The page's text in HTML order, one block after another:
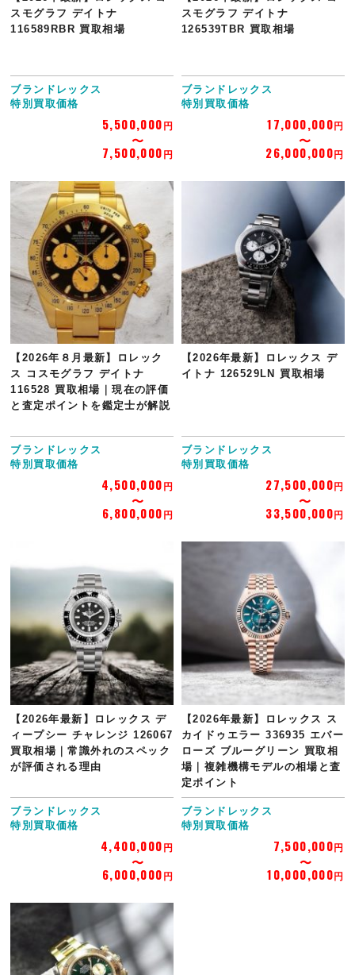
スモグラフ デイトナ
116589RBR 買取相場
ブランドレックス
特別買取価格
5,500,000円
7,500,000円
スモグラフ デイトナ
126539TBR 買取相場
ブランドレックス
特別買取価格
17,000,000円
26,000,000円
【2026年８月最新】ロレック
ス コスモグラフ デイトナ
116528 買取相場｜現在の評価
と査定ポイントを鑑定士が解説
ブランドレックス
特別買取価格
4,500,000円
6,800,000円
【2026年最新】ロレックス デ
イトナ 126529LN 買取相場
ブランドレックス
特別買取価格
27,500,000円
33,500,000円
【2026年最新】ロレックス デ
ィープシー チャレンジ 126067
買取相場｜常識外れのスペック
が評価される理由
ブランドレックス
特別買取価格
4,400,000円
6,000,000円
【2026年最新】ロレックス ス
カイドゥエラー 336935 エバー
ローズ ブルーグリーン 買取相
場｜複雑機構モデルの相場と査
定ポイント
ブランドレックス
特別買取価格
7,500,000円
10,000,000円